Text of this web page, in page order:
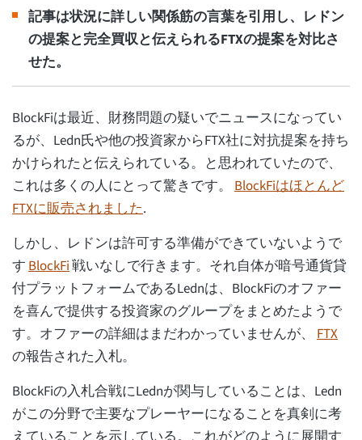
記事は状況に詳しい関係筋の言葉を引用し、レドン
の提案と完全買収と伝えられるFTXの提案を対比さ
せた。
BlockFiは最近、財務問題の疑いでニュースになってい
るが、Ledn氏や他の投資家からFTX社に対抗提案を持ち
かけられたと伝えられている。と思われていたので、
これは多くの人にとって驚きです。 BlockFiはほとんど
FTXに販売されました.
しかし、レドンは許可する準備ができていないようで
すBlockFi戦いなしで行きます。それ自体が暗号通貨貸
付プラットフォームであるLednは、BlockFiのオファー
を喜んで提供する投資家のグループをまとめたようで
す。オファーの詳細はまだわかっていませんが、 FTX
の報告された入札。
BlockFiの入札合戦にLednが関与していることは、Ledn
がこの分野で主要なプレーヤーになることを真剣に考